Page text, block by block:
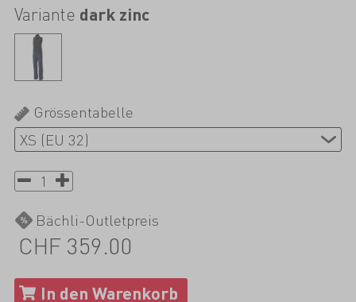
Variante dark zinc
Grössentabelle
Bächli-Outletpreis
CHF 359.00